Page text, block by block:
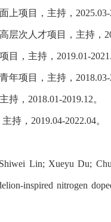
上项目，主持，
层次人才项目，主持，
目，主持， 2019.01-
年项目，主持，
持， 2018.01-2019.12。
持， 2019.04-2022.04。
Lin; Xueyu Du;
inspired nitrogen